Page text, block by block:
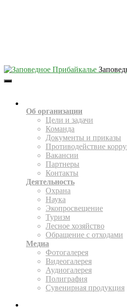
Toggle
Об организации
Цели и задачи
Команда
Документы и приказы
Противодействие
Вакансии
Партнеры
Контакты
Деятельность
Охрана
Наука
Экопросвещение
Туризм
Лесное хозяйство
Обращение с отходами
Медиа
Фотогалерея
Видеогалерея
Аудиогалерея
Полиграфия
Сувенирная продукция